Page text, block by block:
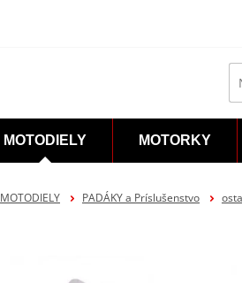
MOTODIELY MOTORKY
MOTODIELY PADÁKY a Príslušenstvo